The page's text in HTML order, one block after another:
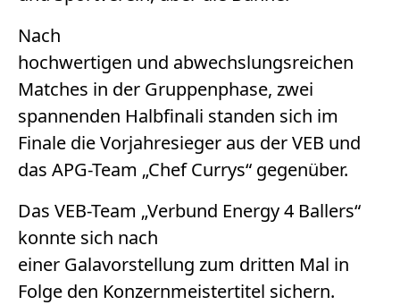
Nach
hochwertigen und abwechslungsreichen
Matches in der Gruppenphase, zwei
spannenden Halbfinali standen sich im
Finale die Vorjahresieger aus der VEB und
das APG-Team „Chef Currys“ gegenüber.
Das VEB-Team „Verbund Energy 4 Ballers“
konnte sich nach
einer Galavorstellung zum dritten Mal in
Folge den Konzernmeistertitel sichern.